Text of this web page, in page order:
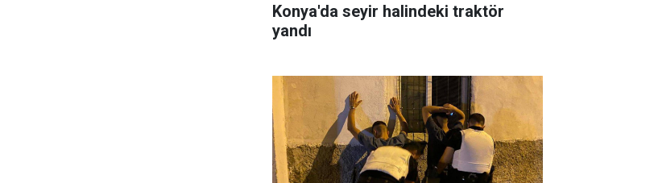
Konya'da seyir halindeki traktör
yandı